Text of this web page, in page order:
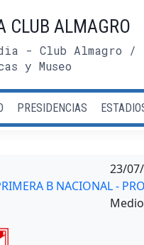
CLUB ALMAGRO
- Club Almagro /
y Museo
PRESIDENCIAS
23/
B NACIONAL -